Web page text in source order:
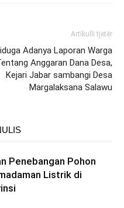
Artikulli tjetër
Adanya Laporan Warga
Anggaran Dana Desa,
Kejari Jabar sambangi Desa
Margalaksana Salawu
Penebangan Pohon
Listrik di